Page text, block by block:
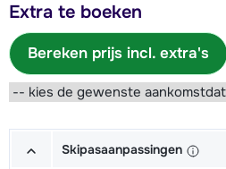
Extra te boeken
Bereken prijs incl. extra's
Skipasaanpassingen